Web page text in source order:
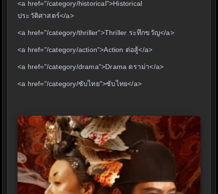
<a href="/category/historical">Historical
ประวัติศาสตร์</a>
<a href="/category/thriller">Thriller ระทึกขวัญ</a>
<a href="/category/action">Action ต่อสู้</a>
<a href="/category/drama">Drama ดราม่า</a>
<a href="/category/ซับไทย">ซับไทย</a>